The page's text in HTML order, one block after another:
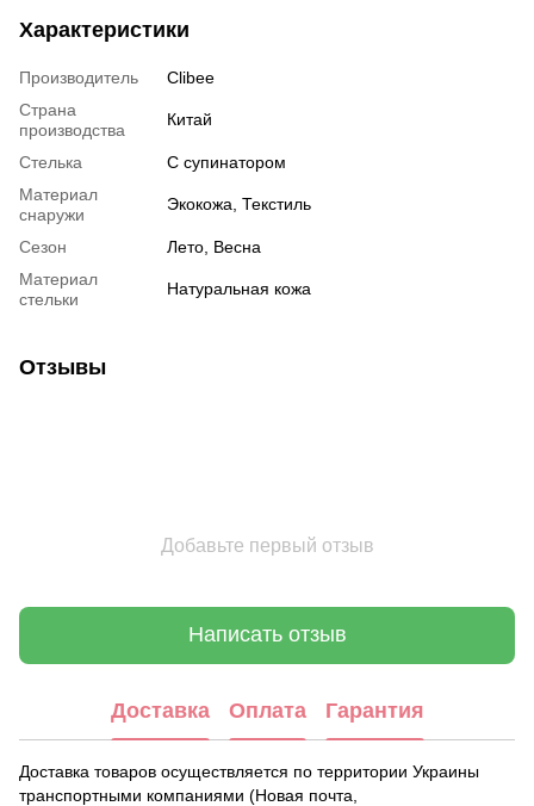
Характеристики
Производитель
Clibee
Страна
производства
Китай
Стелька
С супинатором
Материал
снаружи
Экокожа, Текстиль
Сезон
Лето, Весна
Материал
стельки
Натуральная кожа
Отзывы
Добавьте первый отзыв
Написать отзыв
Доставка Оплата Гарантия
Доставка товаров осуществляется по территории Украины
транспортными компаниями (Новая почта,